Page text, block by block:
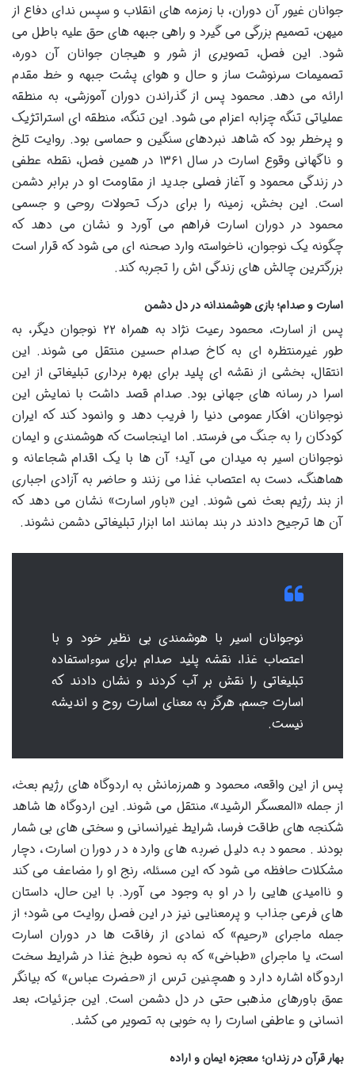
جوانان غیور آن دوران، با زمزمه های انقلاب و سپس ندای دفاع از
میهن، تصمیم بزرگی می گیرد و راهی جبهه های حق علیه باطل می
شود. این فصل، تصویری از شور و هیجان جوانان آن دوره،
تصمیمات سرنوشت ساز و حال و هوای پشت جبهه و خط مقدم
ارائه می دهد. محمود پس از گذراندن دوران آموزشی، به منطقه
عملیاتی تنگه چزابه اعزام می شود. این تنگه، منطقه ای استراتژیک
و پرخطر بود که شاهد نبردهای سنگین و حماسی بود. روایت تلخ
و ناگهانی وقوع اسارت در سال ۱۳۶۱ در همین فصل، نقطه عطفی
در زندگی محمود و آغاز فصلی جدید از مقاومت او در برابر دشمن
است. این بخش، زمینه را برای درک تحولات روحی و جسمی
محمود در دوران اسارت فراهم می آورد و نشان می دهد که
چگونه یک نوجوان، ناخواسته وارد صحنه ای می شود که قرار است
بزرگترین چالش های زندگی اش را تجربه کند.
اسارت و صدام؛ بازی هوشمندانه در دل دشمن
پس از اسارت، محمود رعیت نژاد به همراه ۲۲ نوجوان دیگر، به
طور غیرمنتظره ای به کاخ صدام حسین منتقل می شوند. این
انتقال، بخشی از نقشه ای پلید برای بهره برداری تبلیغاتی از این
اسرا در رسانه های جهانی بود. صدام قصد داشت با نمایش این
نوجوانان، افکار عمومی دنیا را فریب دهد و وانمود کند که ایران
کودکان را به جنگ می فرستد. اما اینجاست که هوشمندی و ایمان
نوجوانان اسیر به میدان می آید؛ آن ها با یک اقدام شجاعانه و
هماهنگ، دست به اعتصاب غذا می زنند و حاضر به آزادی اجباری
از بند رژیم بعث نمی شوند. این «باور اسارت» نشان می دهد که
آن ها ترجیح دادند در بند بمانند اما ابزار تبلیغاتی دشمن نشوند.
نوجوانان اسیر با هوشمندی بی نظیر خود و با
اعتصاب غذا، نقشه پلید صدام برای سوءاستفاده
تبلیغاتی را نقش بر آب کردند و نشان دادند که
اسارت جسم، هرگز به معنای اسارت روح و اندیشه
نیست.
پس از این واقعه، محمود و همرزمانش به اردوگاه های رژیم بعث،
از جمله «المعسگر الرشید»، منتقل می شوند. این اردوگاه ها شاهد
شکنجه های طاقت فرسا، شرایط غیرانسانی و سختی های بی شمار
بودند. محمود به دلیل ضربه های وارده در دوران اسارت، دچار
مشکلات حافظه می شود که این مسئله، رنج او را مضاعف می کند
و ناامیدی هایی را در او به وجود می آورد. با این حال، داستان
های فرعی جذاب و پرمعنایی نیز در این فصل روایت می شود؛ از
جمله ماجرای «رحیم» که نمادی از رفاقت ها در دوران اسارت
است، یا ماجرای «طباخی» که به نحوه طبخ غذا در شرایط سخت
اردوگاه اشاره دارد و همچنین ترس از «حضرت عباس» که بیانگر
عمق باورهای مذهبی حتی در دل دشمن است. این جزئیات، بعد
انسانی و عاطفی اسارت را به خوبی به تصویر می کشد.
بهار قرآن در زندان؛ معجزه ایمان و اراده